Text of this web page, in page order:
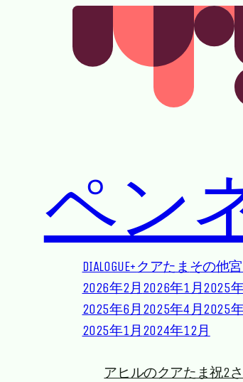
Skip to main content
Skip to footer
ペン
DIALOGUE+クアたま その他
2026年2月 2026年1月2025
2025年6月 2025年4月2025
2025年1月 2024年12月
アヒルのクアたま祝2